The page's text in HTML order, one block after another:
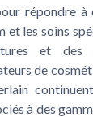
répondre à
et les soins
et
de
à des